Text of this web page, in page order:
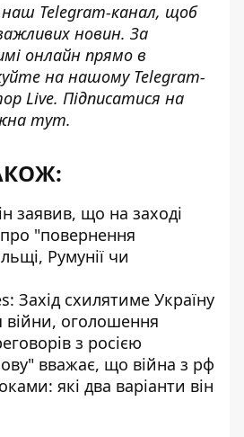
наш Telegram-канал, щоб
новин. За
онлайн прямо в
на нашому Telegram-
Live. Підписатися на
тут.
заявив, що на заході
"повернення
Румунії чи
Захід схилятиме Україну
оголошення
з росією
вважає, що війна з рф
які два варіанти він